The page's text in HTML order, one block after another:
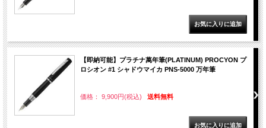
【即納可能】プラチナ萬年筆(PLATINUM) PROCYON プ
ロシオン #1 シャドウマイカ PNS-5000 万年筆
価格： 9,900円(税込) 送料無料